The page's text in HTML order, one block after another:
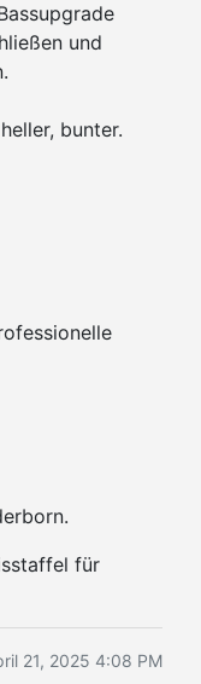
und
bunter.
für
21, 2025 4:08 PM